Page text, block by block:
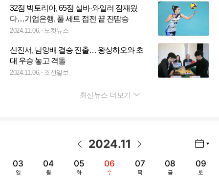
32점 빅토리아, 65점 실바·와일러 잠재웠
다…기업은행, 풀 세트 접전 끝 진땀승
2024.11.06. 노컷뉴스
신진서, 남양배 결승 진출… 왕싱하오와 초
대 우승 놓고 격돌
2024.11.06. 조선일보
최신뉴스 더보기
2024.11
03
일
04
월
05
화
06
수
07
목
08
금
09
토